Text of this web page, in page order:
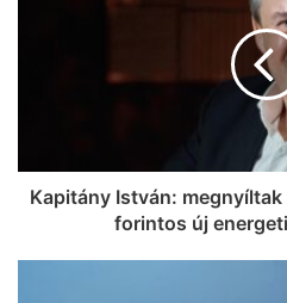
Kapitány István:
forintos új